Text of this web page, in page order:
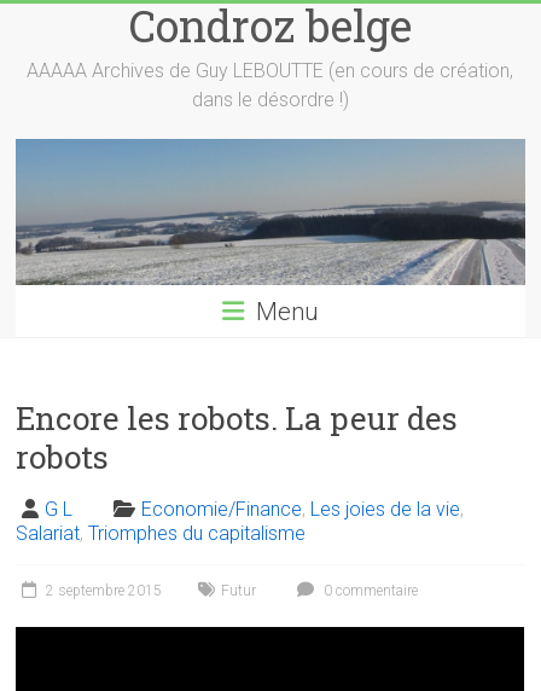
content
Condroz belge
AAAAA Archives de Guy LEBOUTTE (en cours de création,
dans le désordre !)
Menu
Encore les robots. La peur des
robots
G L Economie/Finance, Les joies de la vie,
Salariat,Triomphes du capitalisme
2 septembre 2015 Futur 0 commentaire